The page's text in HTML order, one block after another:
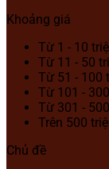
Khoảng giá
Từ 1 - 10
Từ 11 - 50
Từ 51 - 100
Từ 101 -
Từ 301 -
Trên 500
Chủ đề